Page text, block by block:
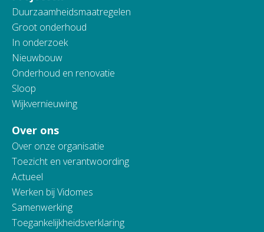
Duurzaamheidsmaatregelen
Groot onderhoud
In onderzoek
Nieuwbouw
Onderhoud en renovatie
Sloop
Wijkvernieuwing
Over ons
Over onze organisatie
Toezicht en verantwoording
Actueel
Werken bij Vidomes
Samenwerking
Toegankelijkheidsverklaring